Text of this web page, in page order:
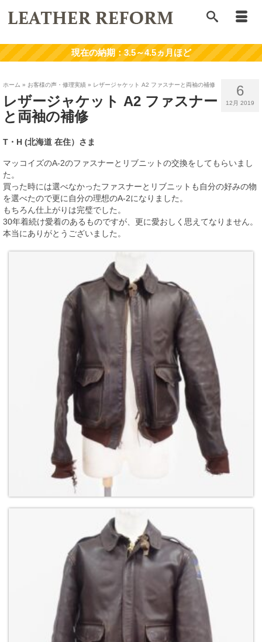
6
12月 2019
ホーム » お客様の声・修理実績 » レザージャケット A2 ファスナーと両袖の補修
レザージャケット A2 ファスナー
と両袖の補修
T・H (北海道 在住）さま
マッコイズのA-2のファスナーとリブニットの交換をしてもらいまし
た。
買った時には選べなかったファスナーとリブニットも自分の好みの物
を選べたので更に自分の理想のA-2になりました。
もちろん仕上がりは完璧でした。
30年着続け愛着のあるものですが、更に愛おしく思えてなりません。
本当にありがとうございました。